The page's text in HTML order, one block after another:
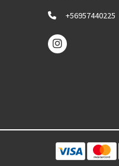
+56957440225